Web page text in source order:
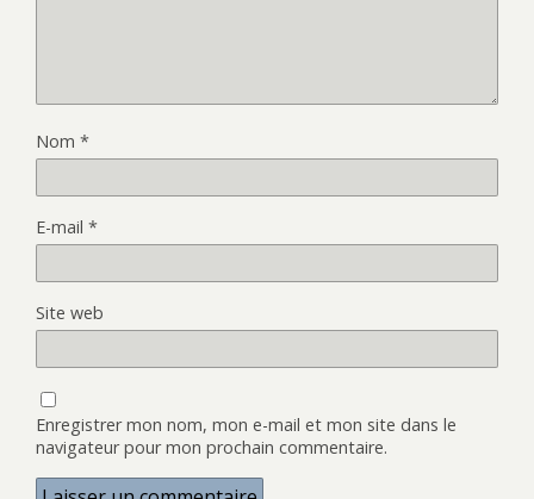
Nom *
E-mail *
Site web
Enregistrer mon nom, mon e-mail et mon site dans le
navigateur pour mon prochain commentaire.